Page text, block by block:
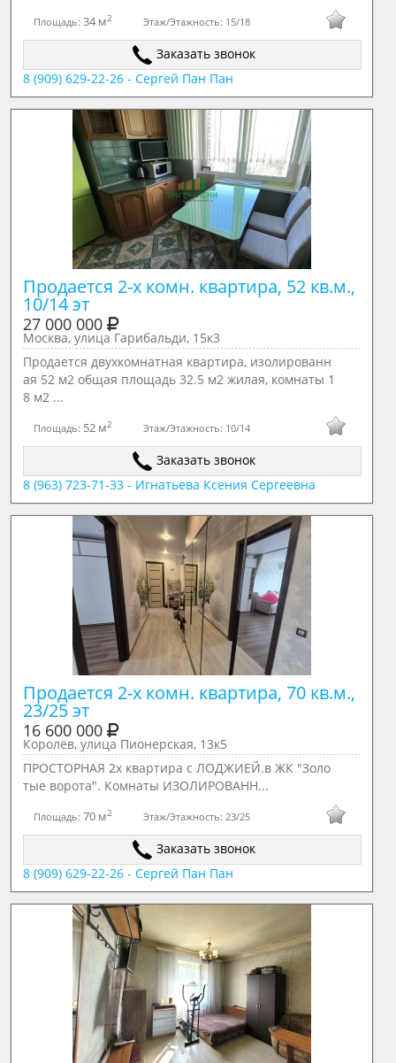
Площадь:34 м2 Этаж/Этажность: 15/18
Заказать звонок
8 (909) 629-22-26 - Сергей Пан Пан
Продается 2-х комн. квартира, 52 кв.м.,
10/14 эт
27 000 000
Москва, улица Гарибальди, 15к3
Продается двухкомнатная квартира, изолированн
ая 52 м2 общая площадь 32.5 м2 жилая, комнаты 1
8 м2 ...
Площадь: 52 м2 Этаж/Этажность: 10/14
Заказать звонок
8 (963) 723-71-33 - Игнатьева Ксения Сергеевна
Продается 2-х комн. квартира, 70 кв.м.,
23/25 эт
16 600 000
Королёв, улица Пионерская, 13к5
ПРОСТОРНАЯ 2х квартира с ЛОДЖИЕЙ.в ЖК "Золо
тые ворота". Комнаты ИЗОЛИРОВАНН...
Площадь:70 м2 Этаж/Этажность: 23/25
Заказать звонок
8 (909) 629-22-26 - Сергей Пан Пан